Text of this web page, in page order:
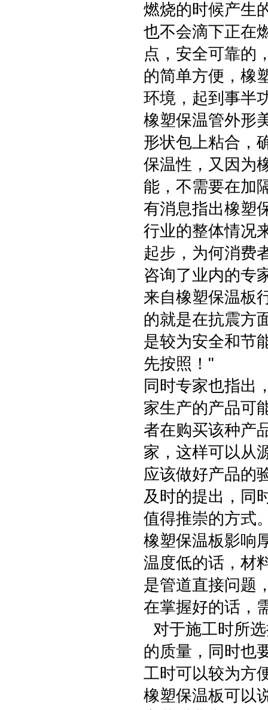
燃烧的时候产生
也不会滴下正在
点，安全可靠的
的简单方便，橡
环境，起到事半
橡塑保温管外形
形状包上粘合，
保温性，又因为
能，不需要在加
有消息指出橡塑
行业的整体情况
起步，为何消费
咨询了业内的专
来自橡塑保温板
的就是在抗震方
是较为安全和节
先按照！"
同时专家也指出
家生产的产品可
者在购买该种产
家，这样可以从
应该做好产品的
及时的提出，同
值得推崇的方式
橡塑保温板影响
温度低的话，材
是管道直接问题
在掌握好的话，
对于施工时所
的质量，同时也
工时可以较为方
橡塑保温板可以